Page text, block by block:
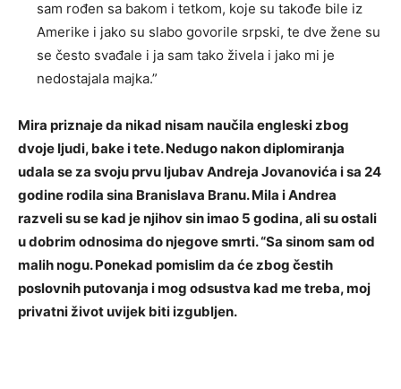
sam rođen sa bakom i tetkom, koje su takođe bile iz
Amerike i jako su slabo govorile srpski, te dve žene su
se često svađale i ja sam tako živela i jako mi je
nedostajala majka.”
Mira priznaje da nikad nisam naučila engleski zbog
dvoje ljudi, bake i tete. Nedugo nakon diplomiranja
udala se za svoju prvu ljubav Andreja Jovanovića i sa 24
godine rodila sina Branislava Branu. Mila i Andrea
razveli su se kad je njihov sin imao 5 godina, ali su ostali
u dobrim odnosima do njegove smrti. “Sa sinom sam od
malih nogu. Ponekad pomislim da će zbog čestih
poslovnih putovanja i mog odsustva kad me treba, moj
privatni život uvijek biti izgubljen.